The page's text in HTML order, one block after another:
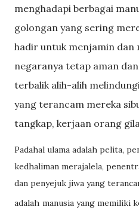
menghadapi berbagai
golongan yang sering
hadir untuk menjamin dan
negaranya tetap aman
terbalik alih-alih
yang terancam mereka
tangkap, kerjaan orang
Padahal ulama adalah pelita,
kedhaliman merajalela,
dan penyejuk jiwa yang
adalah manusia yang memiliki